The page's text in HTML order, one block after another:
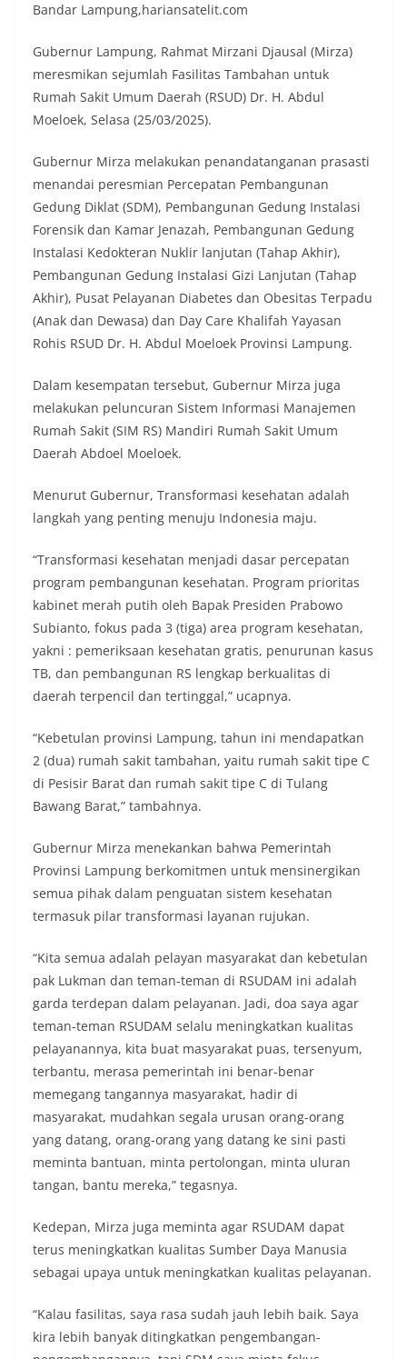
Bandar Lampung,hariansatelit.com
Gubernur Lampung, Rahmat Mirzani Djausal (Mirza)
meresmikan sejumlah Fasilitas Tambahan untuk
Rumah Sakit Umum Daerah (RSUD) Dr. H. Abdul
Moeloek, Selasa (25/03/2025).
Gubernur Mirza melakukan penandatanganan prasasti
menandai peresmian Percepatan Pembangunan
Gedung Diklat (SDM), Pembangunan Gedung Instalasi
Forensik dan Kamar Jenazah, Pembangunan Gedung
Instalasi Kedokteran Nuklir lanjutan (Tahap Akhir),
Pembangunan Gedung Instalasi Gizi Lanjutan (Tahap
Akhir), Pusat Pelayanan Diabetes dan Obesitas Terpadu
(Anak dan Dewasa) dan Day Care Khalifah Yayasan
Rohis RSUD Dr. H. Abdul Moeloek Provinsi Lampung.
Dalam kesempatan tersebut, Gubernur Mirza juga
melakukan peluncuran Sistem Informasi Manajemen
Rumah Sakit (SIM RS) Mandiri Rumah Sakit Umum
Daerah Abdoel Moeloek.
Menurut Gubernur, Transformasi kesehatan adalah
langkah yang penting menuju Indonesia maju.
“Transformasi kesehatan menjadi dasar percepatan
program pembangunan kesehatan. Program prioritas
kabinet merah putih oleh Bapak Presiden Prabowo
Subianto, fokus pada 3 (tiga) area program kesehatan,
yakni : pemeriksaan kesehatan gratis, penurunan kasus
TB, dan pembangunan RS lengkap berkualitas di
daerah terpencil dan tertinggal,” ucapnya.
“Kebetulan provinsi Lampung, tahun ini mendapatkan
2 (dua) rumah sakit tambahan, yaitu rumah sakit tipe C
di Pesisir Barat dan rumah sakit tipe C di Tulang
Bawang Barat,” tambahnya.
Gubernur Mirza menekankan bahwa Pemerintah
Provinsi Lampung berkomitmen untuk mensinergikan
semua pihak dalam penguatan sistem kesehatan
termasuk pilar transformasi layanan rujukan.
“Kita semua adalah pelayan masyarakat dan kebetulan
pak Lukman dan teman-teman di RSUDAM ini adalah
garda terdepan dalam pelayanan. Jadi, doa saya agar
teman-teman RSUDAM selalu meningkatkan kualitas
pelayanannya, kita buat masyarakat puas, tersenyum,
terbantu, merasa pemerintah ini benar-benar
memegang tangannya masyarakat, hadir di
masyarakat, mudahkan segala urusan orang-orang
yang datang, orang-orang yang datang ke sini pasti
meminta bantuan, minta pertolongan, minta uluran
tangan, bantu mereka,” tegasnya.
Kedepan, Mirza juga meminta agar RSUDAM dapat
terus meningkatkan kualitas Sumber Daya Manusia
sebagai upaya untuk meningkatkan kualitas pelayanan.
“Kalau fasilitas, saya rasa sudah jauh lebih baik. Saya
kira lebih banyak ditingkatkan pengembangan-